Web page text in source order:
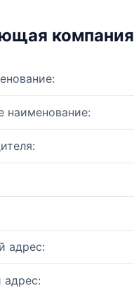
компания
наименование:
адрес:
адрес: